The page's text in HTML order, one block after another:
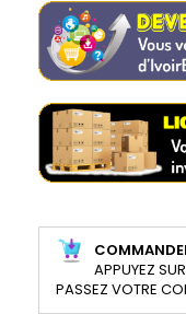
APPUYEZ
PASSEZ VOTRE